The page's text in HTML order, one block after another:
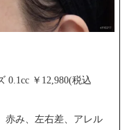
0.1cc ￥12,980(税込
赤み、左右差、アレル